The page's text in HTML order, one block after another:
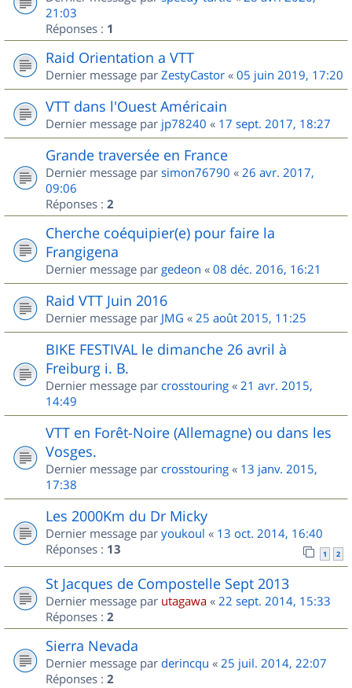
21:03
Réponses : 1
Raid Orientation a VTT
Dernier message par ZestyCastor « 05 juin 2019, 17:20
VTT dans l'Ouest Américain
Dernier message par jp78240 « 17 sept. 2017, 18:27
Grande traversée en France
Dernier message par simon76790 « 26 avr. 2017,
09:06
Réponses : 2
Cherche coéquipier(e) pour faire la
Frangigena
Dernier message par gedeon « 08 déc. 2016, 16:21
Raid VTT Juin 2016
Dernier message par JMG « 25 août 2015, 11:25
BIKE FESTIVAL le dimanche 26 avril à
Freiburg i. B.
Dernier message par crosstouring « 21 avr. 2015,
14:49
VTT en Forêt-Noire (Allemagne) ou dans les
Vosges.
Dernier message par crosstouring « 13 janv. 2015,
17:38
Les 2000Km du Dr Micky
Dernier message par youkoul « 13 oct. 2014, 16:40
Réponses : 13 1 2
St Jacques de Compostelle Sept 2013
Dernier message par utagawa « 22 sept. 2014, 15:33
Réponses : 2
Sierra Nevada
Dernier message par derincqu « 25 juil. 2014, 22:07
Réponses : 2